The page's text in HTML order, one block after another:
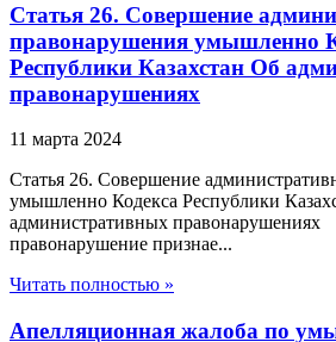
Статья 26. Совершение
правонарушения умышленно
Республики Казахстан Об
правонарушениях
11 марта 2024
Статья 26. Совершение
умышленно Кодекса Республики
административных
правонарушение признае...
Читать полностью »
Апелляционная жалоба по